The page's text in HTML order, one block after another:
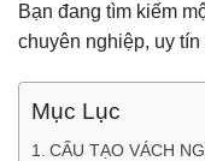
Bạn đang tìm kiếm
chuyên nghiệp, uy
Mục Lục
CẤU TẠO VÁCH